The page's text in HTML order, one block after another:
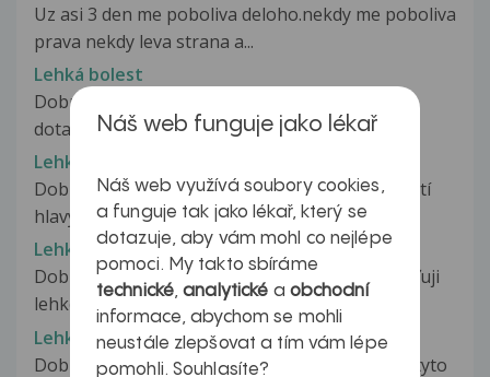
Uz asi 3 den me poboliva deloho.nekdy me poboliva
prava nekdy leva strana a...
Lehká bolest
Dobrý den, ráda bych se zeptala na můj menší
dotaz. Mám druhý den menstruaci,...
Lehká bolest hlavy
Dobrý den, již zhruba týden trpím lehkou bolestí
hlavy--lze zvládat bez prášků...
Lehká bolest na hrudi
Dobrý den, od nedělního rána již třetí den pociťuji
lehké píchání na hrudi více...
Lehká bulbitida a duodenogastrický reflux
Dobrý den,od 15.9.2014 mám diagnostikovány tyto
Náš web funguje jako lékař
Náš web využívá soubory cookies,
a funguje tak jako lékař, který se
dotazuje, aby vám mohl co nejlépe
pomoci. My takto sbíráme
technické,analytické a obchodní
informace, abychom se mohli
neustále zlepšovat a tím vám lépe
pomohli. Souhlasíte?